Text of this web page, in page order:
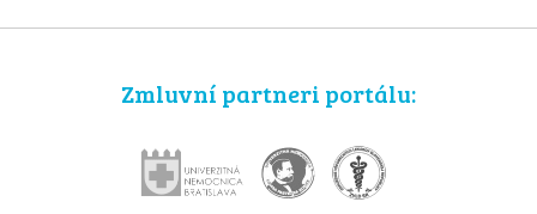
Zmluvní partneri portálu: